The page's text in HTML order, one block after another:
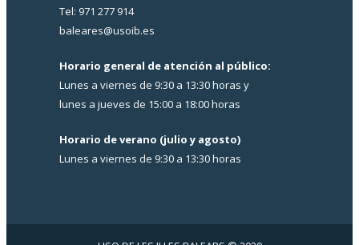
Tel: 971 277 914
baleares@usoib.es
Horario general de atención al público:
Lunes a viernes de 9:30 a 13:30 horas y
lunes a jueves de 15:00 a 18:00 horas
Horario de verano (julio y agosto)
Lunes a viernes de 9:30 a 13:30 horas